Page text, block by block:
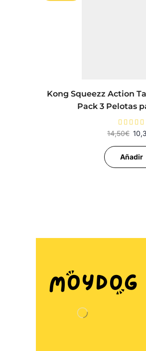
Kong Squeezz Action
Pack 3 Pelotas
14,50€
Añadir